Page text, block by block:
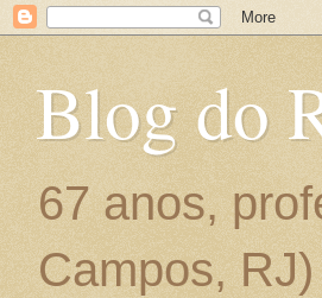
Blog do
67 anos,
Campos,